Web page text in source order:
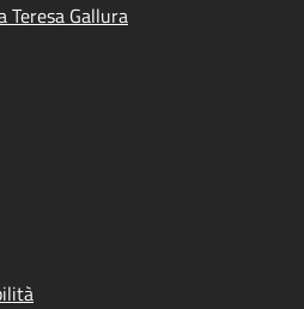
Teresa Gallura